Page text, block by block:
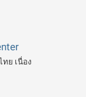
ย เนื่อง